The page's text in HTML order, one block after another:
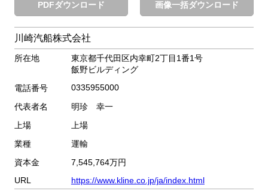
PDFダウンロード 画像一括ダウンロード
川崎汽船株式会社
所在地
東京都千代田区内幸町2丁目1番1号
飯野ビルディング
電話番号
0335955000
代表者名
明珍 幸一
上場
上場
業種
運輸
資本金
7,545,764万円
URL
https://www.kline.co.jp/ja/index.html